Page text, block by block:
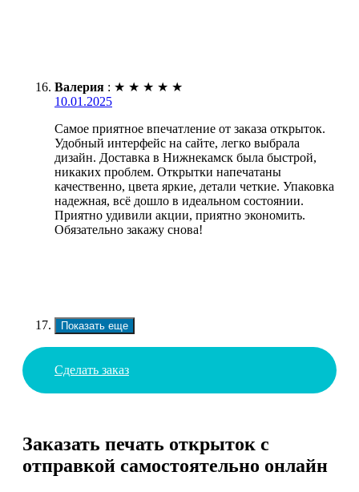
Валерия : ★ ★ ★ ★ ★
10.01.2025
Самое приятное впечатление от заказа открыток.
Удобный интерфейс на сайте, легко выбрала
дизайн. Доставка в Нижнекамск была быстрой,
никаких проблем. Открытки напечатаны
качественно, цвета яркие, детали четкие. Упаковка
надежная, всё дошло в идеальном состоянии.
Приятно удивили акции, приятно экономить.
Обязательно закажу снова!
Показать еще
Сделать заказ
Заказать печать открыток с
отправкой самостоятельно онлайн